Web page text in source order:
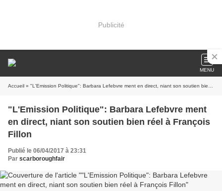
Publicité
MENU
Accueil » "L'Emission Politique": Barbara Lefebvre ment en direct, niant son soutien bien réel à François Fillon
"L'Emission Politique": Barbara Lefebvre ment
en direct, niant son soutien bien réel à François
Fillon
Publié le 06/04/2017 à 23:31
Par scarboroughfair